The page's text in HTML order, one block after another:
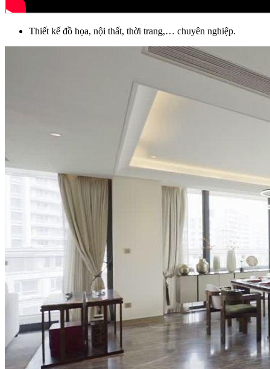
Thiết kế đồ họa, nội thất, thời trang,… chuyên nghiệp.